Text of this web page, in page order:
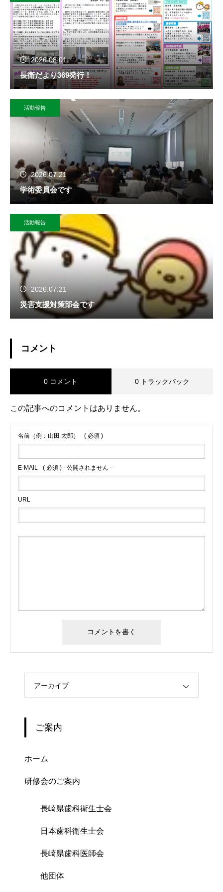
2026.08.01
長衛だより369発行！
活動報告
2026.07.21
学術委員会です
活動報告
2026.07.21
災害支援対策部会です
コメント
0 コメント 0 トラックバック
この記事へのコメントはありません。
名前（例：山田 太郎） ( 必須 )
E-MAIL ( 必須 ) - 公開されません -
URL
アーカイブ
ご案内
ホーム
研修会のご案内
長崎県歯科衛生士会
日本歯科衛生士会
長崎県歯科医師会
他団体